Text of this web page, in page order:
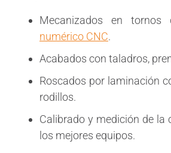
Mecanizados en tornos
numérico CNC.
Acabados con taladros,
Roscados por laminación
rodillos.
Calibrado y medición de la
los mejores equipos.